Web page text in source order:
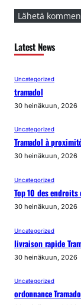
Latest News
Uncategorized
tramadol
30 heinäkuun, 2026
Uncategorized
Tramadol à
30 heinäkuun, 2026
Uncategorized
Top 10 des endroits
30 heinäkuun, 2026
Uncategorized
livraison rapide
30 heinäkuun, 2026
Uncategorized
ordonnance